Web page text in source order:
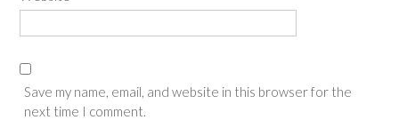
Save my name, email, and website in this browser for the
next time I comment.